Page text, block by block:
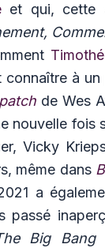
et qui, cette
connaître à
de Wes
nouvelle fois
Vicky
même dans
a
passé
Big Bang